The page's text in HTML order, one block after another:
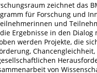
zeichnet das
für Forschung und
und
Ergebnisse in den Dialog
werden Projekte, die
Chancengleichheit,
von